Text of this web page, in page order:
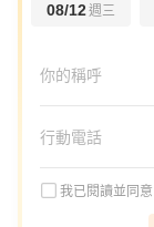
08/12週三
我已閱讀並同意